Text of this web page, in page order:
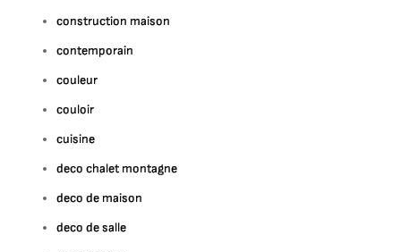
construction maison
contemporain
couleur
couloir
cuisine
deco chalet montagne
deco de maison
deco de salle